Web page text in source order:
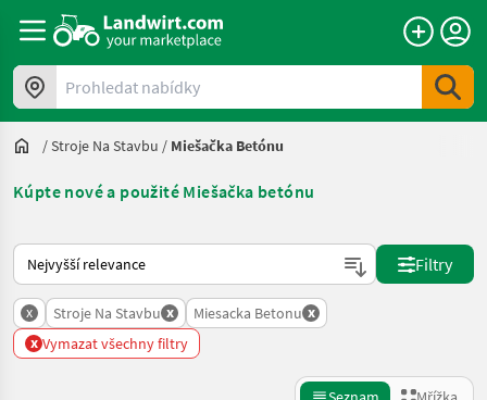
Prohledat nabídky
/Stroje Na Stavbu / Miešačka Betónu
Kúpte nové a použité Miešačka betónu
Takto se řadí nabídky na Landwirt.com
Filtry
x Stroje Na Stavbu x Miesacka Betonu x
x Vymazat všechny filtry